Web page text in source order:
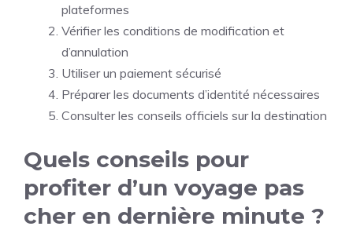
plateformes
Vérifier les conditions de modification et
d’annulation
Utiliser un paiement sécurisé
Préparer les documents d’identité nécessaires
Consulter les conseils officiels sur la destination
Quels conseils pour
profiter d’un voyage pas
cher en dernière minute ?